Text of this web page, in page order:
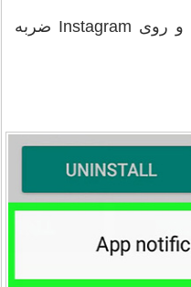
لیست برنامه ها را لمس کنید و روی Instagram ضربه